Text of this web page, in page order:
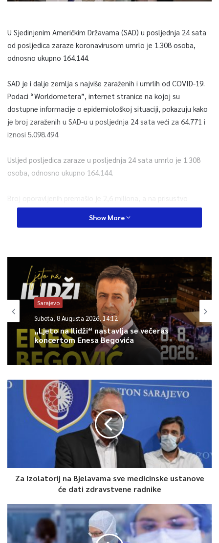
U Sjedinjenim Američkim Državama (SAD) u posljednja 24 sata
od posljedica zaraze koronavirusom umrlo je 1.308 osoba,
odnosno ukupno 164.144.
SAD je i dalje zemlja s najviše zaraženih i umrlih od COVID-19.
Podaci “Worldometera”, internet stranice na kojoj su
dostupne informacije o epidemiološkoj situaciji, pokazuju kako
je broj zaraženih u SAD-u u posljednja 24 sata veći za 64.771 i
iznosi 5.098.494.
Usljed posljedica zaraze u posljednja 24 sata umrlo je 1.308
osoba, odnosno ukupno 164.144.
Broj oporavljenih premašio je 2,6 miliona, a na prisustvo
koronavirusa obavljeno je više od 63,9 miliona testiranja.
California je s 549.694 slučaja zaraze najpogođenija savezna
američka država, a slijede Florida (518.075) i Texas (497.406).
0
Article Rating
Show More
Sarajevo
Subota, 8 Augusta 2026, 14:12
„Ljeto na Ilidži“ nastavlja se večeras
koncertom Enesa Begovića
Za Izolatorij na Bjelavama sve medicinske ustanove
će dati zdravstvene radnike